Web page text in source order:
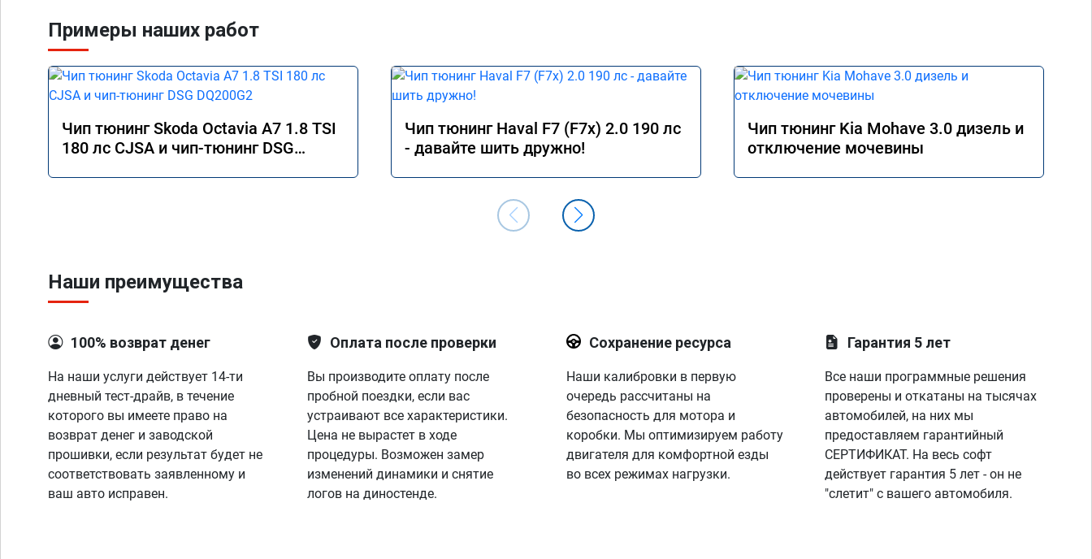
Примеры наших работ
Чип тюнинг Skoda Octavia A7 1.8 TSI
180 лс CJSA и чип-тюнинг DSG
Чип тюнинг Haval F7 (F7x) 2.0 190 лс
- давайте шить дружно!
Чип тюнинг Kia Mohave 3.0 дизель и
отключение мочевины
Наши преимущества
100% возврат денег
На наши услуги действует 14-ти
дневный тест-драйв, в течение
которого вы имеете право на
возврат денег и заводской
прошивки, если результат будет не
соответствовать заявленному и
ваш авто исправен.
Оплата после проверки
Вы производите оплату после
пробной поездки, если вас
устраивают все характеристики.
Цена не вырастет в ходе
процедуры. Возможен замер
изменений динамики и снятие
логов на диностенде.
Сохранение ресурса
Наши калибровки в первую
очередь рассчитаны на
безопасность для мотора и
коробки. Мы оптимизируем работу
двигателя для комфортной езды
во всех режимах нагрузки.
Гарантия 5 лет
Все наши программные решения
проверены и откатаны на тысячах
автомобилей, на них мы
предоставляем гарантийный
СЕРТИФИКАТ. На весь софт
действует гарантия 5 лет - он не
"слетит" с вашего автомобиля.